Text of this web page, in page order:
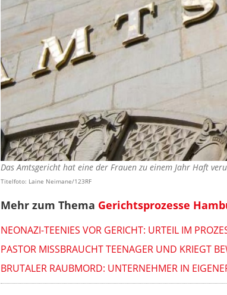
Das Amtsgericht hat eine der Frauen zu einem Jahr Haft
Titelfoto: Laine Neimane/123RF
Mehr zum Thema Gerichtsprozesse
NEONAZI-TEENIES VOR GERICHT: URTEIL IM
PASTOR MISSBRAUCHT TEENAGER UND KRIEGT
BRUTALER RAUBMORD: UNTERNEHMER IN